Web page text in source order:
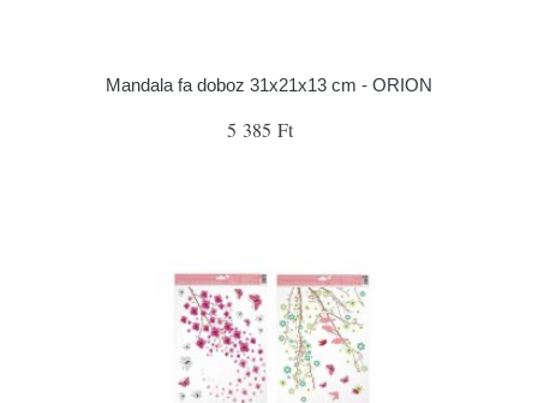
Mandala fa doboz 31x21x13 cm - ORION
5 385 Ft